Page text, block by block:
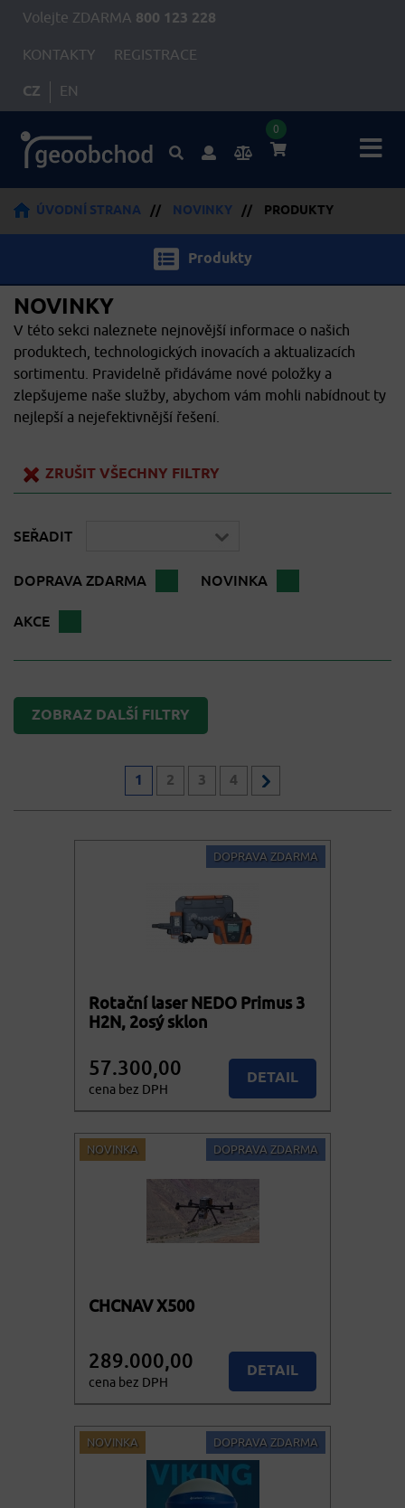
Volejte ZDARMA 800 123 228
KONTAKTY REGISTRACE
CZ EN
0
ÚVODNÍ STRANA // NOVINKY // PRODUKTY
Produkty
NOVINKY
V této sekci naleznete nejnovější informace o našich
produktech, technologických inovacích a aktualizacích
sortimentu. Pravidelně přidáváme nové položky a
zlepšujeme naše služby, abychom vám mohli nabídnout ty
nejlepší a nejefektivnější řešení.
ZRUŠIT VŠECHNY FILTRY
SEŘADIT
DOPRAVA ZDARMA NOVINKA
AKCE
ZOBRAZ DALŠÍ FILTRY
1 2 3 4
DOPRAVA ZDARMA
Rotační laser NEDO Primus 3
H2N, 2osý sklon
57.300,00
cena bez DPH
DETAIL
Více variant
NOVINKA DOPRAVA ZDARMA
CHCNAV X500
289.000,00
cena bez DPH
DETAIL
KOUPIT
NOVINKA DOPRAVA ZDARMA